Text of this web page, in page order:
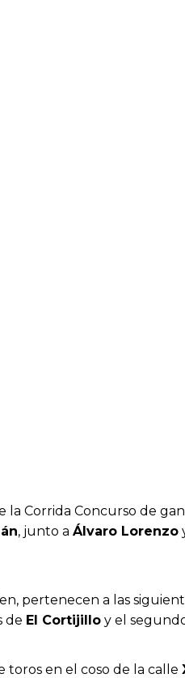
la Corrida Concurso de
, junto a Álvaro Lorenzo
pertenecen a las
de El Cortijillo y el
toros en el coso de la calle